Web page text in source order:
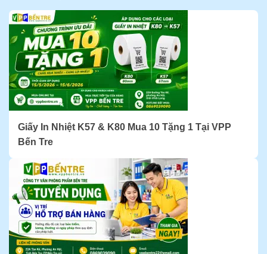
Giấy In Nhiệt K57 & K80 Mua 10 Tặng 1 Tại VPP
Bến Tre